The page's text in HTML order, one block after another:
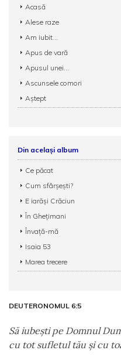
Acasă
Alese raze
Am iubit...
Apus de vară
Apusul unei...
Ascunsele comori
Aștept
Din același album
Ce păcat
Cum sfârșești?
E iarăși Crăciun
În Gheţimani
Învață-mă
Isaia 53
Marea trecere
DEUTERONOMUL 6:5
Să iubeşti pe Domnul
cu tot sufletul tău şi cu